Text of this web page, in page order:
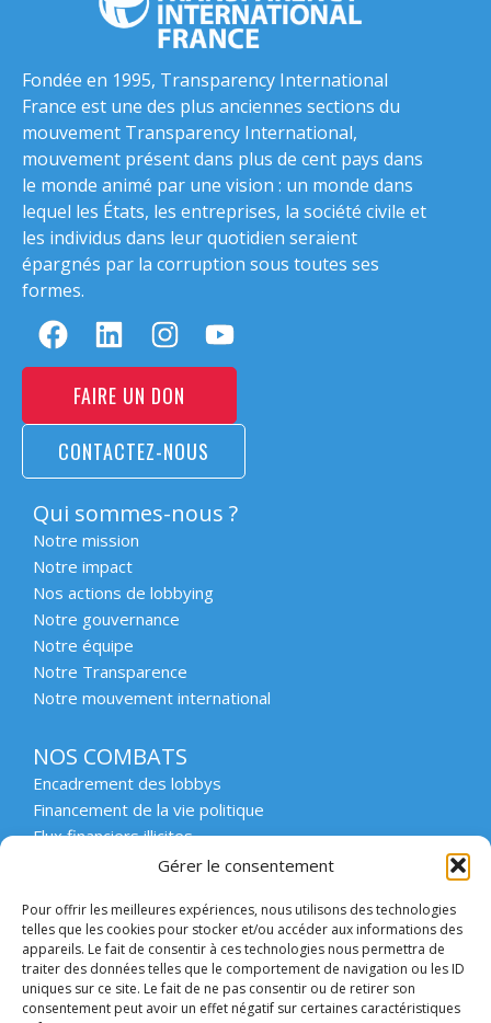
Gérer le consentement
Pour offrir les meilleures expériences, nous utilisons des technologies
telles que les cookies pour stocker et/ou accéder aux informations des
appareils. Le fait de consentir à ces technologies nous permettra de
traiter des données telles que le comportement de navigation ou les ID
uniques sur ce site. Le fait de ne pas consentir ou de retirer son
consentement peut avoir un effet négatif sur certaines caractéristiques
Fondée en 1995, Transparency International
France est une des plus anciennes sections du
mouvement Transparency International,
mouvement présent dans plus de cent pays dans
le monde animé par une vision : un monde dans
lequel les États, les entreprises, la société civile et
les individus dans leur quotidien seraient
épargnés par la corruption sous toutes ses
formes.
FAIRE UN DON
CONTACTEZ-NOUS
Qui sommes-nous ?
Notre mission
Notre impact
Nos actions de lobbying
Notre gouvernance
Notre équipe
Notre Transparence
Notre mouvement international
NOS COMBATS
Encadrement des lobbys
Financement de la vie politique
Flux financiers illicites
Intégrité et transparence du secteur privé
Protection des lanceurs d’alerte
Affaires emblématiques
Etat de droit et démocratie